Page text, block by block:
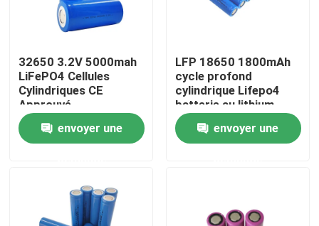
Aperçu
VR Show
32650 3.2V 5000mah
LiFePO4 Cellules
Cylindriques CE
Approuvé
envoyer une
LFP 18650 1800mAh
cycle profond
cylindrique Lifepo4
batterie au lithium
phosphate 18650
1.8Ah 3.2venvoyer une